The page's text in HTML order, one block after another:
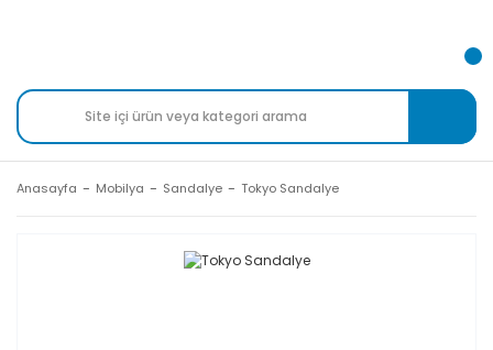
Anasayfa Mobilya Sandalye Tokyo Sandalye